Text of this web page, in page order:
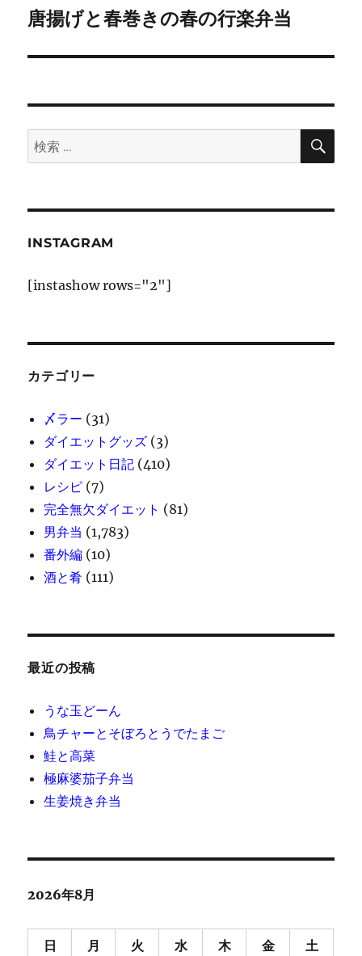
ゲ
ー
ン
次
投
唐揚げと春巻きの春の行楽弁当
検
索:
検
INSTAGRAM
[instashow rows="2"]
カテゴリー
〆ラー (31)
ダイエットグッズ (3)
ダイエット日記 (410)
レシピ (7)
完全無欠ダイエット (81)
男弁当 (1,783)
番外編 (10)
酒と肴 (111)
最近の投稿
うな玉どーん
鳥チャーとそぼろとうでたまご
鮭と高菜
極麻婆茄子弁当
生姜焼き弁当
2026年8月
日 月 火 水 木 金 土